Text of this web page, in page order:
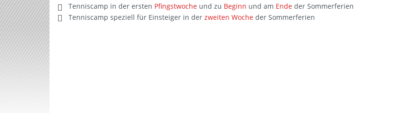
Tenniscamp in der ersten Pfingstwoche und zu Beginn und am Ende der Sommerferien
Tenniscamp speziell für Einsteiger in derzweiten Woche der Sommerferien